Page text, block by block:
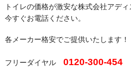
トイレの価格が激安な株式会社アディ
今すぐお電話ください。
各メーカー格安でご提供いたします！
フリーダイヤル 0120-300-454